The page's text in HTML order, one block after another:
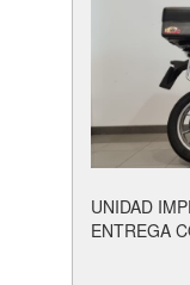
UNIDAD
ENTREGA